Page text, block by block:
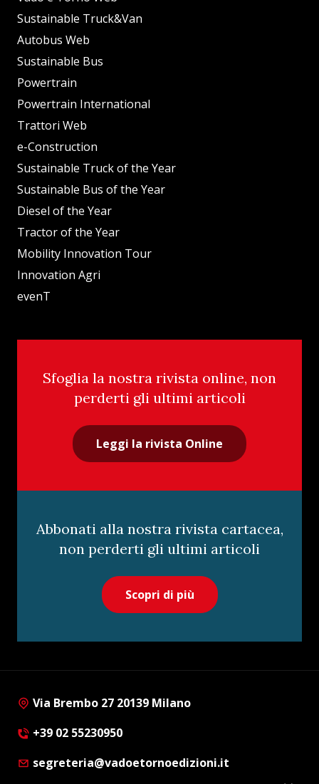
Sustainable Truck&Van
Autobus Web
Sustainable Bus
Powertrain
Powertrain International
Trattori Web
e-Construction
Sustainable Truck of the Year
Sustainable Bus of the Year
Diesel of the Year
Tractor of the Year
Mobility Innovation Tour
Innovation Agri
evenT
Sfoglia la nostra rivista online, non
perderti gli ultimi articoli
Leggi la rivista Online
Abbonati alla nostra rivista cartacea,
non perderti gli ultimi articoli
Scopri di più
Via Brembo 27 20139 Milano
+39 02 55230950
segreteria@vadoetornoedizioni.it